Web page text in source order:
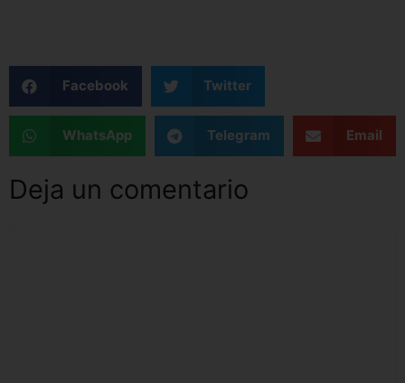
Facebook Twitter
WhatsApp Telegram Email
Deja un comentario